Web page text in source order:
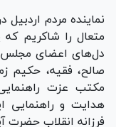
نماینده مردم
متعال را شاکریم
دل‌های اعضای مجلس
صالح، فقیه، حکیم
مکتب عزت
هدایت و راهنمایی
فرزانه انقلاب